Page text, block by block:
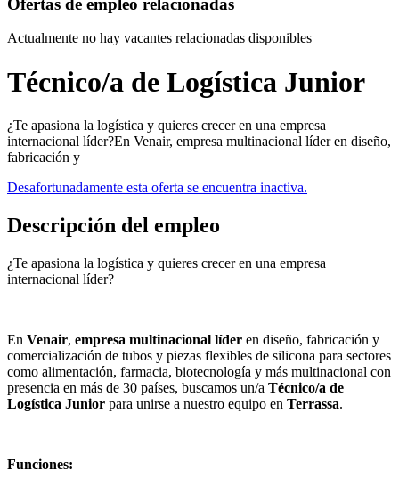
Actualmente no hay vacantes relacionadas disponibles
Técnico/a de Logística Junior
¿Te apasiona la logística y quieres crecer en una empresa
internacional líder?En Venair, empresa multinacional líder en diseño,
fabricación y
Desafortunadamente esta oferta se encuentra inactiva.
Descripción del empleo
¿Te apasiona la logística y quieres crecer en una empresa
internacional líder?
En Venair, empresa multinacional líder en diseño, fabricación y
comercialización de tubos y piezas flexibles de silicona para sectores
como alimentación, farmacia, biotecnología y más multinacional con
presencia en más de 30 países, buscamos un/a Técnico/a de
Logística Junior para unirse a nuestro equipo en Terrassa.
Funciones: